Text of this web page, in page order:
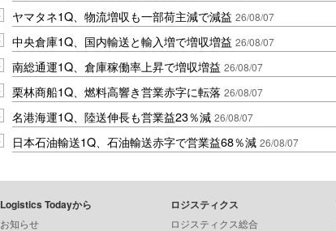
ヤマタネ1Q、物流増収も一部荷主減で減益 26/08/07
中央倉庫1Q、国内輸送と輸入増で増収増益 26/08/07
南総通運1Q、倉庫稼働率上昇で増収増益 26/08/07
栗林商船1Q、燃料高響き営業赤字に転落 26/08/07
名港海運1Q、陸送伸長も営業益23％減 26/08/07
日本石油輸送1Q、石油輸送赤字で営業益68％減 26/08/07
Logistics Todayから
お知らせ
ロジスティクス
ロジスティクス総合